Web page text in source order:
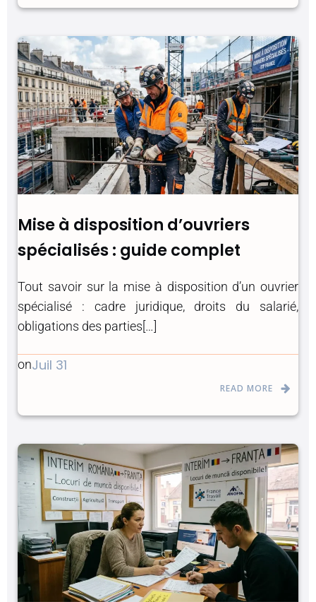
Mise à disposition d’ouvriers
spécialisés : guide complet
Tout savoir sur la mise à disposition d’un ouvrier
spécialisé : cadre juridique, droits du salarié,
obligations des parties[…]
onJuil 31
READ MORE